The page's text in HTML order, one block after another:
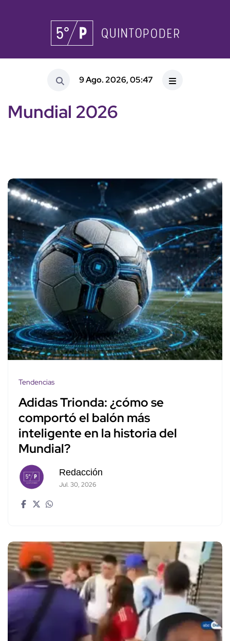
9 Ago. 2026, 05:47
Mundial 2026
Tendencias
Adidas Trionda: ¿cómo se
comportó el balón más
inteligente en la historia del
Mundial?
Redacción
Jul. 30, 2026